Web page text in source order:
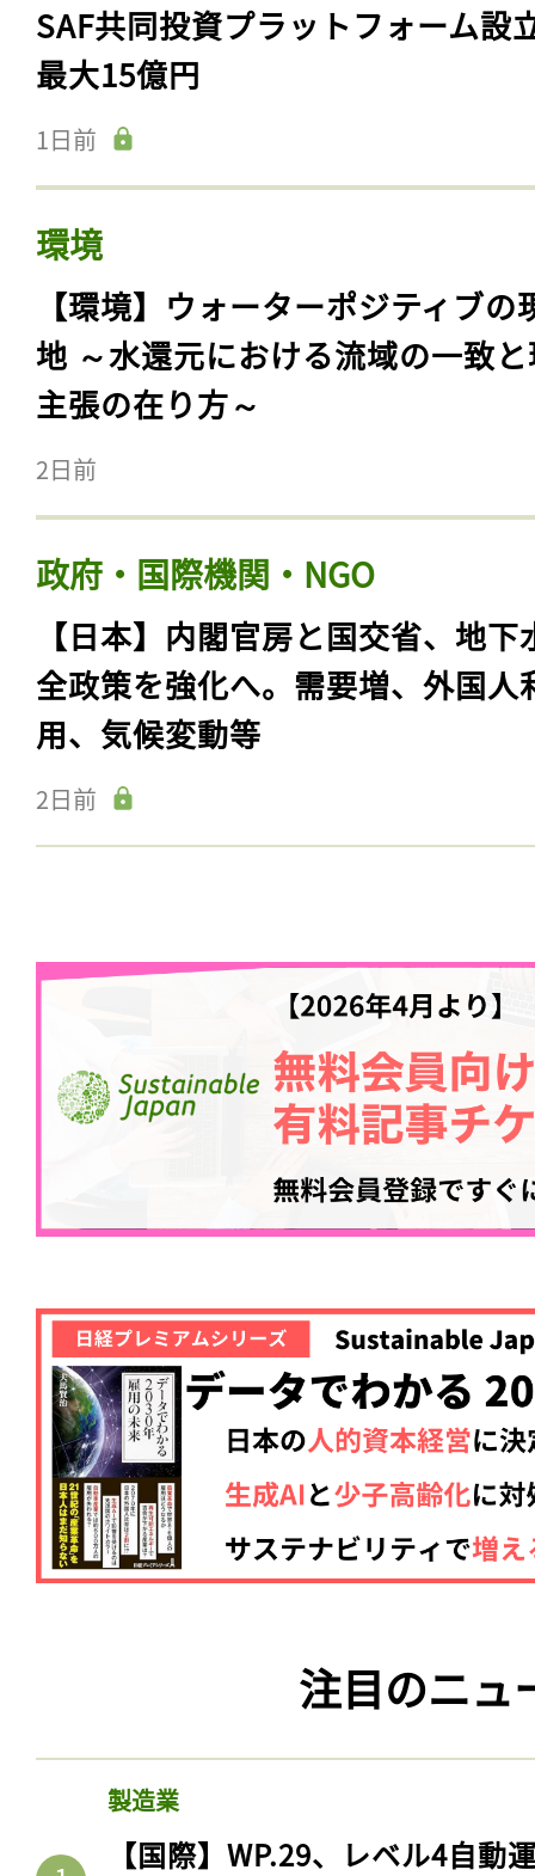
SAF共同投資プラットフォーム設
最大15億円
1日前
環境
【環境】ウォーターポジティブの
地 ～水還元における流域の一致
主張の在り方～
2日前
政府・国際機関・NGO
【日本】内閣官房と国交省、地下
全政策を強化へ。需要増、外国人
用、気候変動等
2日前
注目のニュ
製造業
【国際】WP.29、レベル4自動